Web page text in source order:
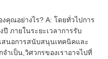
คุณอย่างไร? A: โดยทั่วไปการ
ภายในระยะเวลาการรับ
สนอการสนับสนุนเทคนิคและ
าเป็น,วิศวกรของเราอาจไปที่